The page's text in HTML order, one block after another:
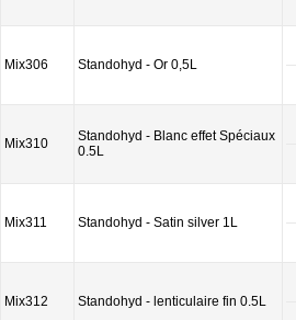
Mix306 Standohyd - Or 0,5L
Mix310
Standohyd - Blanc effet Spéciaux
0.5L
Mix311 Standohyd - Satin silver 1L
Mix312 Standohyd - lenticulaire fin 0.5L